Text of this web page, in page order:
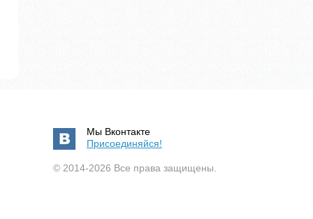
Мы Вконтакте
Присоединяйся!
© 2014-2026 Все права защищены.